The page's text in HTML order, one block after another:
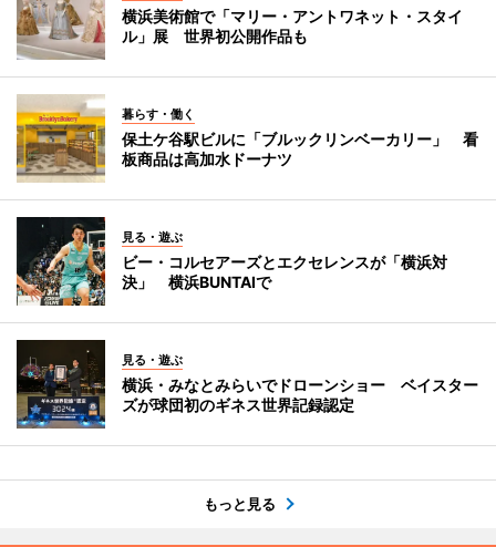
横浜美術館で「マリー・アントワネット・スタイ
ル」展 世界初公開作品も
暮らす・働く
保土ケ谷駅ビルに「ブルックリンベーカリー」 看
板商品は高加水ドーナツ
見る・遊ぶ
ビー・コルセアーズとエクセレンスが「横浜対
決」 横浜BUNTAIで
見る・遊ぶ
横浜・みなとみらいでドローンショー ベイスター
ズが球団初のギネス世界記録認定
もっと見る